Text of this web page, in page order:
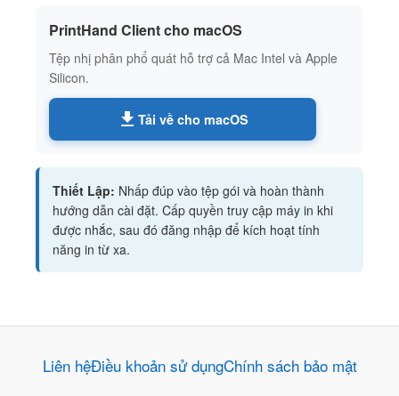
PrintHand Client cho macOS
Tệp nhị phân phổ quát hỗ trợ cả Mac Intel và Apple
Silicon.
Tải về cho macOS
Thiết Lập: Nhấp đúp vào tệp gói và hoàn thành
hướng dẫn cài đặt. Cấp quyền truy cập máy in khi
được nhắc, sau đó đăng nhập để kích hoạt tính
năng in từ xa.
Liên hệĐiều khoản sử dụngChính sách bảo mật